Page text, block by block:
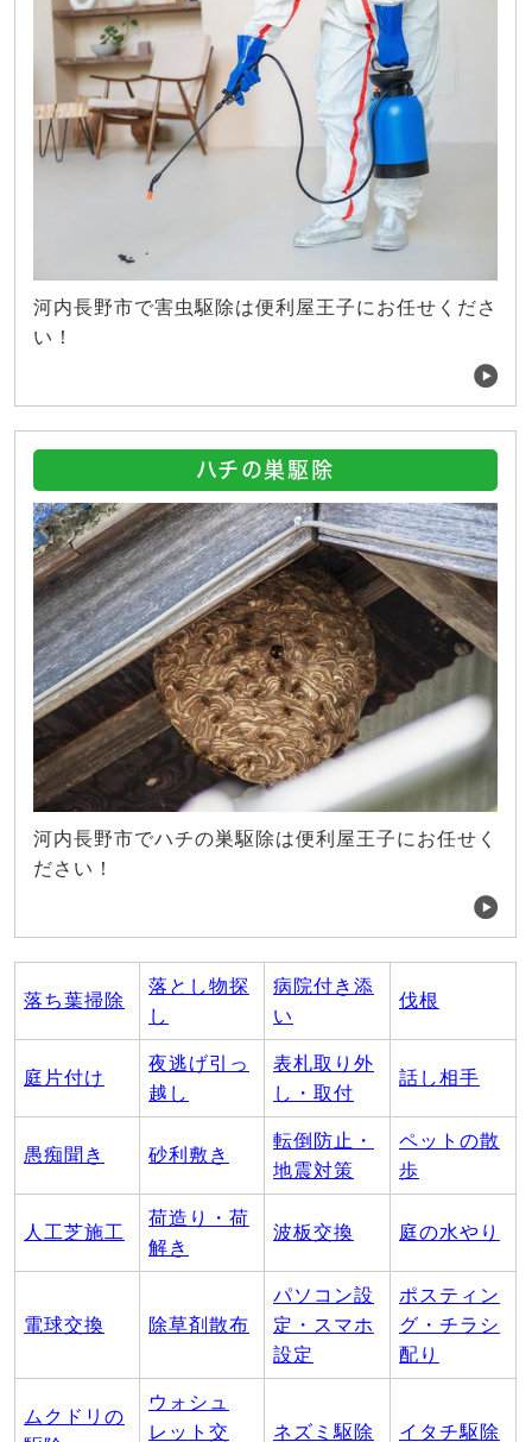
河内長野市で害虫駆除は便利屋王子にお任せくださ
い！
ハチの巣駆除
河内長野市でハチの巣駆除は便利屋王子にお任せく
ださい！
落ち葉掃除
落とし物探
し
病院付き添
い
伐根
庭片付け
夜逃げ引っ
越し
表札取り外
し・取付
話し相手
愚痴聞き 砂利敷き
転倒防止・
地震対策
ペットの散
歩
人工芝施工
荷造り・荷
解き
波板交換 庭の水やり
電球交換 除草剤散布
パソコン設
定・スマホ
設定
ポスティン
グ・チラシ
配り
ムクドリの
ウォシュ
レット交
ネズミ駆除 イタチ駆除